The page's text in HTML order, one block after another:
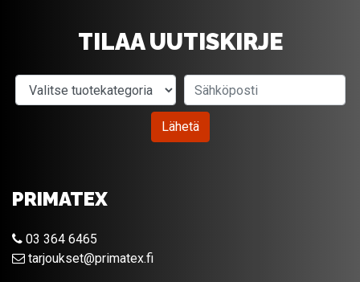
TILAA UUTISKIRJE
Valitse tuotekategoria
Lähetä
PRIMATEX
03 364 6465
tarjoukset@primatex.fi